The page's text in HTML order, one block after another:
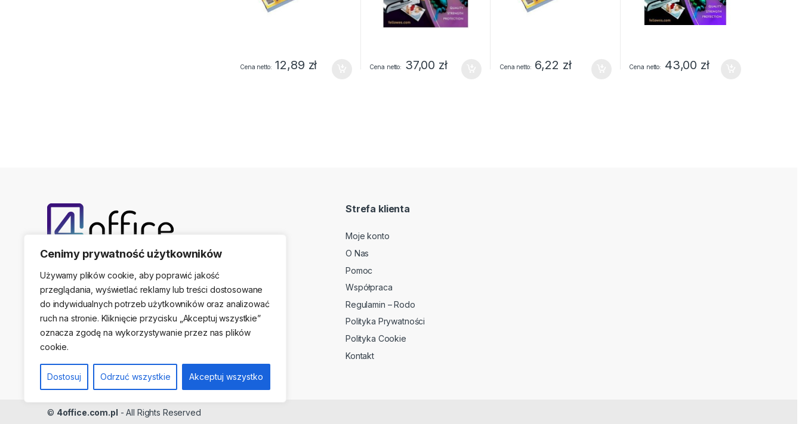
Cenimy prywatność użytkowników
Używamy plików cookie, aby poprawić jakość
przeglądania, wyświetlać reklamy lub treści dostosowane
do indywidualnych potrzeb użytkowników oraz analizować
ruch na stronie. Kliknięcie przycisku „Akceptuj wszystkie”
oznacza zgodę na wykorzystywanie przez nas plików
cookie.
Dostosuj Odrzuć wszystkie Akceptuj wszystko
Cena netto 12,89 zł Cena netto 37,00 zł Cena netto 6,22 zł Cena netto 43,00 zł
Telefon kontaktowy
(22) 761-17-50, 509 474 442
Adres stacjonarny
ul. Sikorskiego 47A, 05-091 Ząbki / Warszawa
Strefa klienta
Moje konto
O Nas
Pomoc
Współpraca
Regulamin – Rodo
Polityka Prywatności
Polityka Cookie
Kontakt
© 4office.com.pl - All Rights Reserved